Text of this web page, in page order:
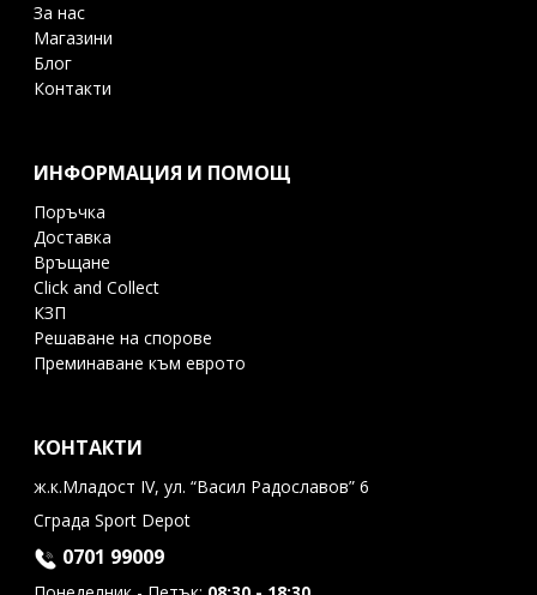
За нас
Магазини
Блог
Контакти
ИНФОРМАЦИЯ И ПОМОЩ
Поръчка
Доставка
Връщане
Click and Collect
КЗП
Решаване на спорове
Преминаване към еврото
КОНТАКТИ
ж.к.Младост IV, ул. “Васил Радославов” 6
Сграда Sport Depot
0701 99009